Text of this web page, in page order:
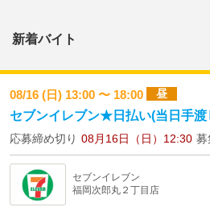
新着バイト
08/16 (日) 13:00 〜 18:00 昼
セブンイレブン★日払い(当日手
応募締め切り 08月16日（日）12:30 募
セブンイレブン
福岡次郎丸２丁目店